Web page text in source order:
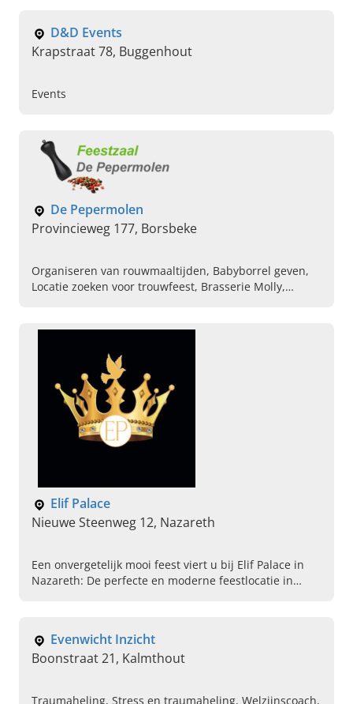
D&D Events
Krapstraat 78, Buggenhout
Events
De Pepermolen
Provincieweg 177, Borsbeke
Organiseren van rouwmaaltijden, Babyborrel geven,
Locatie zoeken voor trouwfeest, Brasserie Molly,
Elif Palace
Nieuwe Steenweg 12, Nazareth
Een onvergetelijk mooi feest viert u bij Elif Palace in
Nazareth: De perfecte en moderne feestlocatie in
Evenwicht Inzicht
Boonstraat 21, Kalmthout
Traumaheling, Stress en traumaheling, Welzijnscoach,